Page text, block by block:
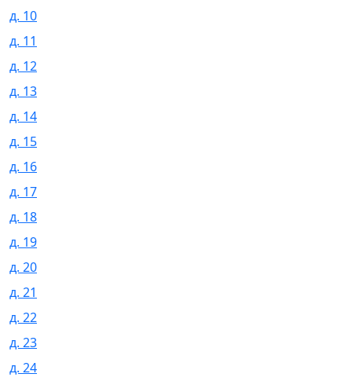
д. 10
д. 11
д. 12
д. 13
д. 14
д. 15
д. 16
д. 17
д. 18
д. 19
д. 20
д. 21
д. 22
д. 23
д. 24